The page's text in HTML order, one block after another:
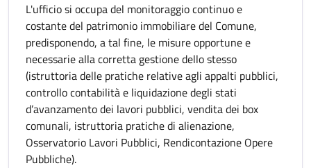
L'ufficio si occupa del monitoraggio continuo e
costante del patrimonio immobiliare del Comune,
predisponendo, a tal fine, le misure opportune e
necessarie alla corretta gestione dello stesso
(istruttoria delle pratiche relative agli appalti pubblici,
controllo contabilità e liquidazione degli stati
d’avanzamento dei lavori pubblici, vendita dei box
comunali, istruttoria pratiche di alienazione,
Osservatorio Lavori Pubblici, Rendicontazione Opere
Pubbliche).